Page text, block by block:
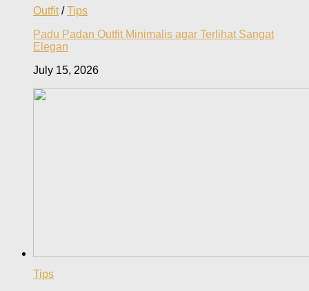
Outfit/Tips
Padu Padan Outfit Minimalis agar Terlihat Sangat
Elegan
July 15, 2026
Tips